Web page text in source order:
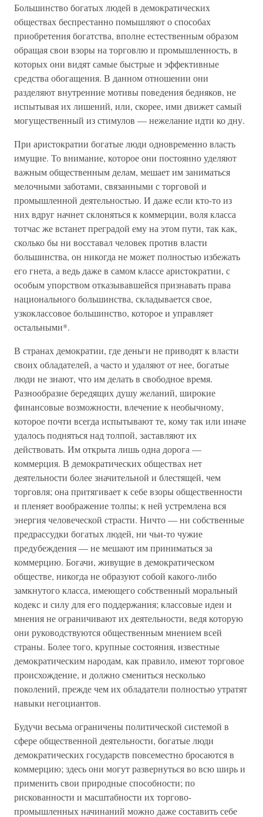
Большинство богатых людей в демократических
обществах беспрестанно помышляют о способах
приобретения богатства, вполне естественным образом
обращая свои взоры на торговлю и промышленность, в
которых они видят самые быстрые и эффективные
средства обогащения. В данном отношении они
разделяют внутренние мотивы поведения бедняков, не
испытывая их лишений, или, скорее, ими движет самый
могущественный из стимулов — нежелание идти ко дну.
При аристократии богатые люди одновременно власть
имущие. То внимание, которое они постоянно уделяют
важным общественным делам, мешает им заниматься
мелочными заботами, связанными с торговой и
промышленной деятельностью. И даже если кто-то из
них вдруг начнет склоняться к коммерции, воля класса
тотчас же встанет преградой ему на этом пути, так как,
сколько бы ни восставал человек против власти
большинства, он никогда не может полностью избежать
его гнета, а ведь даже в самом классе аристократии, с
особым упорством отказывавшейся признавать права
национального большинства, складывается свое,
узкоклассовое большинство, которое и управляет
остальными*.
В странах демократии, где деньги не приводят к власти
своих обладателей, а часто и удаляют от нее, богатые
люди не знают, что им делать в свободное время.
Разнообразие бередящих душу желаний, широкие
финансовые возможности, влечение к необычному,
которое почти всегда испытывают те, кому так или иначе
удалось подняться над толпой, заставляют их
действовать. Им открыта лишь одна дорога —
коммерция. В демократических обществах нет
деятельности более значительной и блестящей, чем
торговля; она притягивает к себе взоры общественности
и пленяет воображение толпы; к ней устремлена вся
энергия человеческой страсти. Ничто — ни собственные
предрассудки богатых людей, ни чьи-то чужие
предубеждения — не мешают им приниматься за
коммерцию. Богачи, живущие в демократическом
обществе, никогда не образуют собой какого-либо
замкнутого класса, имеющего собственный моральный
кодекс и силу для его поддержания; классовые идеи и
мнения не ограничивают их деятельности, ведя которую
они руководствуются общественным мнением всей
страны. Более того, крупные состояния, известные
демократическим народам, как правило, имеют торговое
происхождение, и должно смениться несколько
поколений, прежде чем их обладатели полностью утратят
навыки негоциантов.
Будучи весьма ограничены политической системой в
сфере общественной деятельности, богатые люди
демократических государств повсеместно бросаются в
коммерцию; здесь они могут развернуться во всю ширь и
применить свои природные способности; по
рискованности и масштабности их торгово-
промышленных начинаний можно даже составить себе